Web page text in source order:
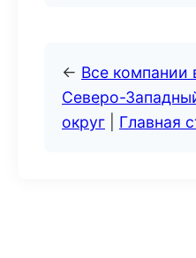
← Все компании
Северо-
округ
Главная